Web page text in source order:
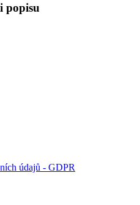
popisu
údajů - GDPR